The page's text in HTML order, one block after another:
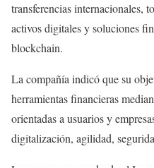
transferencias internacionales,
activos digitales y soluciones
blockchain.
La compañía indicó que su
herramientas financieras
orientadas a usuarios y
digitalización, agilidad,